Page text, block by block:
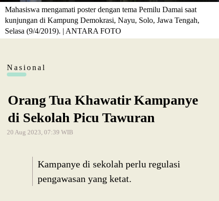
Mahasiswa mengamati poster dengan tema Pemilu Damai saat
kunjungan di Kampung Demokrasi, Nayu, Solo, Jawa Tengah,
Selasa (9/4/2019). | ANTARA FOTO
Nasional
Orang Tua Khawatir Kampanye
di Sekolah Picu Tawuran
20 Aug 2023, 07:39 WIB
Kampanye di sekolah perlu regulasi
pengawasan yang ketat.